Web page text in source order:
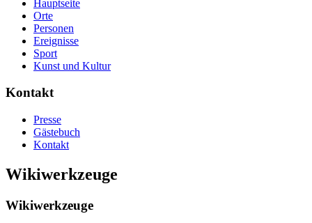
Hauptseite
Orte
Personen
Ereignisse
Sport
Kunst und Kultur
Kontakt
Presse
Gästebuch
Kontakt
Wikiwerkzeuge
Wikiwerkzeuge